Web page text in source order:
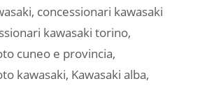
, concessionari kawasaki
kawasaki torino,
cuneo e provincia,
kawasaki, Kawasaki alba,